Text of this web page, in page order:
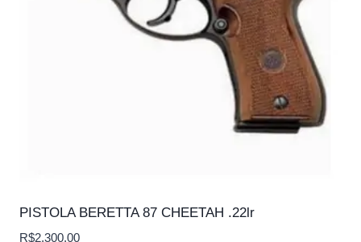
PISTOLA BERETTA 87 CHEETAH .22lr
R$2,300.00